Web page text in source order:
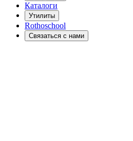
Каталоги
Утилиты
Rothoschool
Связаться с нами